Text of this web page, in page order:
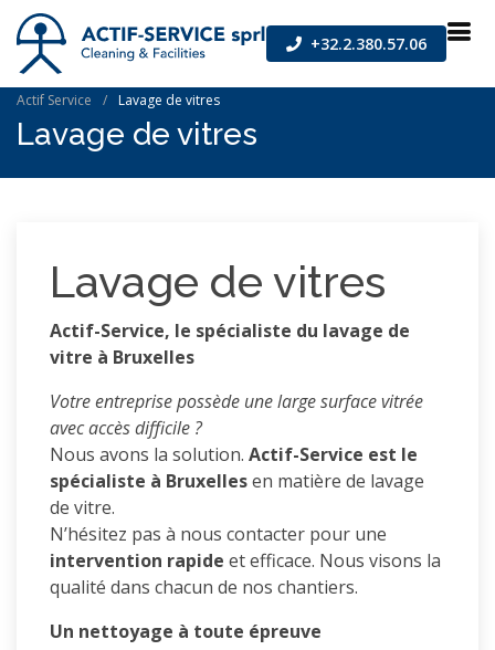
+32.2.380.57.06
Actif Service Lavage de vitres
Lavage de vitres
Lavage de vitres
Actif-Service, le spécialiste du lavage de
vitre à Bruxelles
Votre entreprise possède une large surface vitrée
avec accès difficile ?
Nous avons la solution. Actif-Service est le
spécialiste à Bruxellesen matière de lavage
de vitre.
N’hésitez pas à nous contacter pour une
intervention rapide et efficace. Nous visons la
qualité dans chacun de nos chantiers.
Un nettoyage à toute épreuve